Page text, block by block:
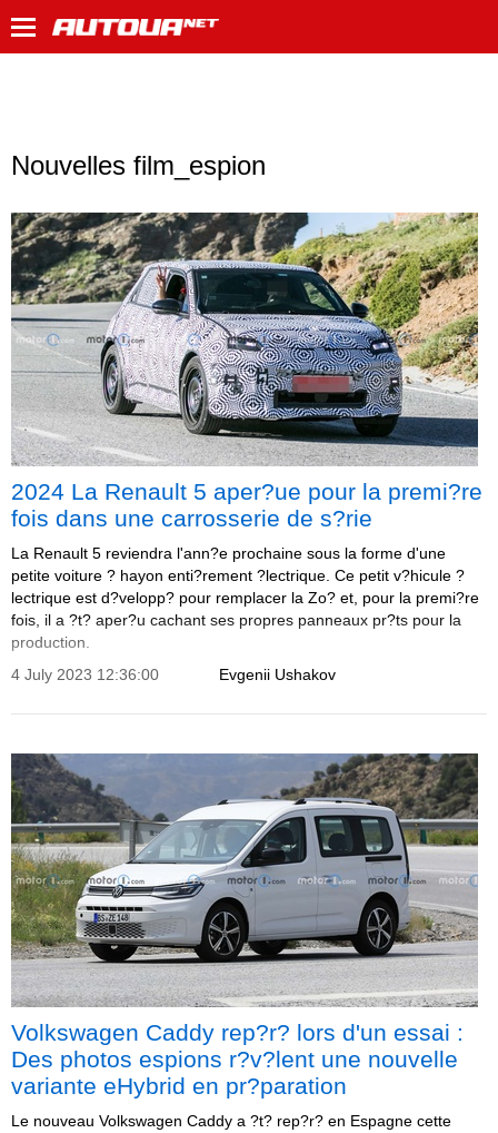
Nouvelles film_espion
2024 La Renault 5 aper?ue pour la premi?re
fois dans une carrosserie de s?rie
La Renault 5 reviendra l'ann?e prochaine sous la forme d'une
petite voiture ? hayon enti?rement ?lectrique. Ce petit v?hicule ?
lectrique est d?velopp? pour remplacer la Zo? et, pour la premi?re
fois, il a ?t? aper?u cachant ses propres panneaux pr?ts pour la
production.
Evgenii Ushakov
4 July 2023 12:36:00
Volkswagen Caddy rep?r? lors d'un essai :
Des photos espions r?v?lent une nouvelle
variante eHybrid en pr?paration
Le nouveau Volkswagen Caddy a ?t? rep?r? en Espagne cette